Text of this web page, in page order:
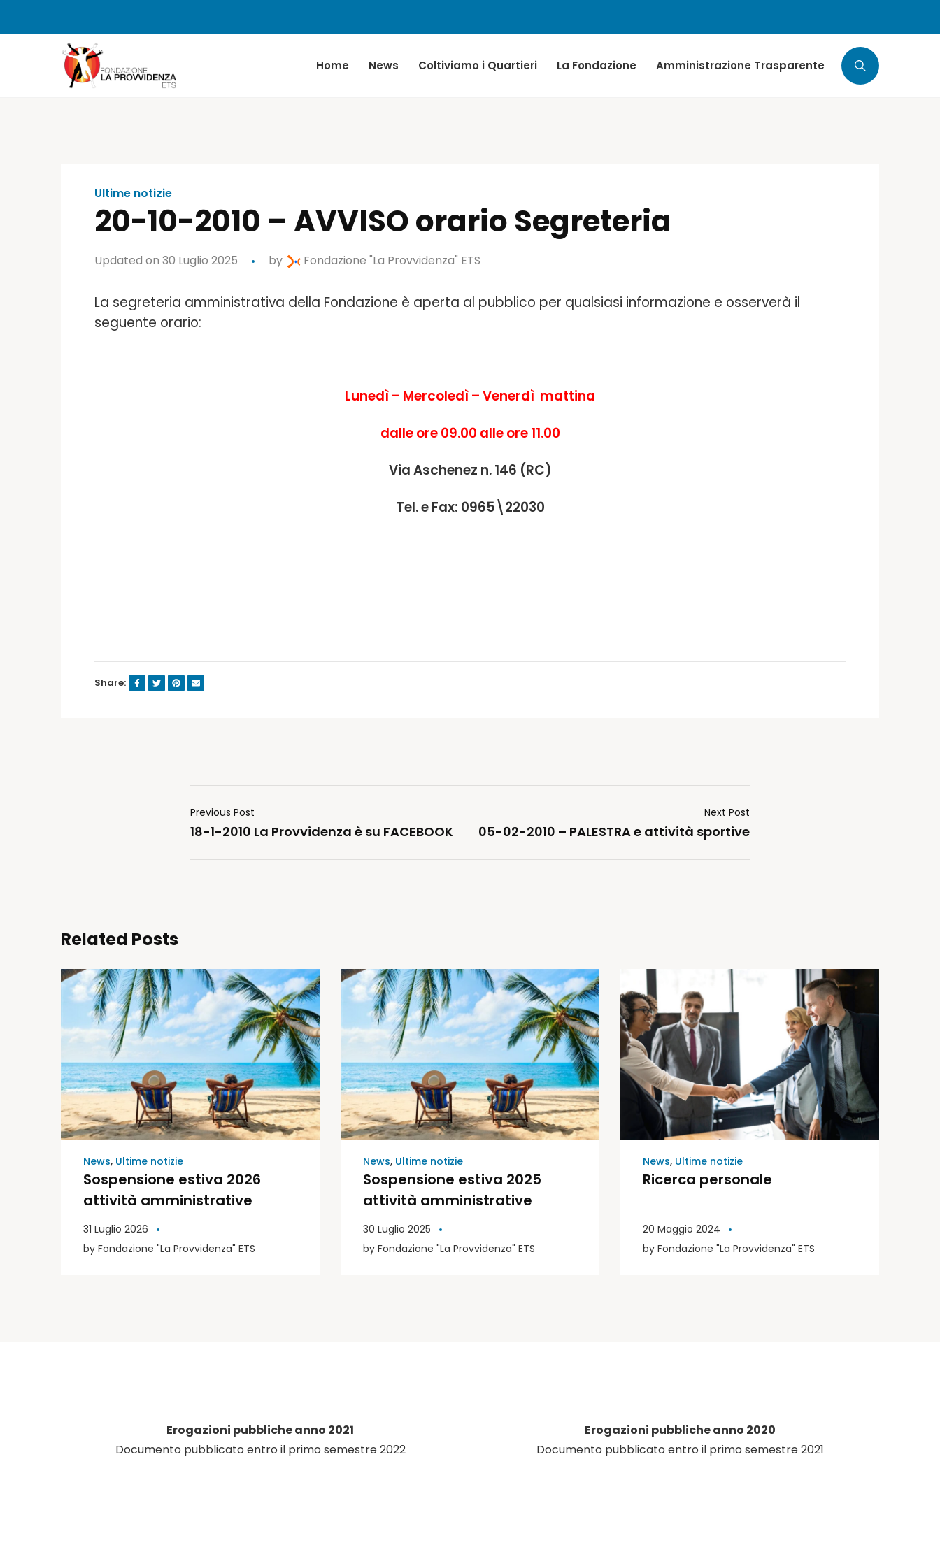
Home News Coltiviamo i Quartieri La Fondazione Amministrazione Trasparente
Ultime notizie
20-10-2010 – AVVISO orario Segreteria
Updated on 30 Luglio 2025 by Fondazione "La Provvidenza" ETS
La segreteria amministrativa della Fondazione è aperta al pubblico per qualsiasi informazione e osserverà il
seguente orario:
Lunedì – Mercoledì – Venerdì mattina
dalle ore 09.00 alle ore 11.00
Via Aschenez n. 146 (RC)
Tel. e Fax: 0965\22030
Share:
Previous Post
18-1-2010 La Provvidenza è su FACEBOOK
Next Post
05-02-2010 – PALESTRA e attività sportive
Related Posts
News, Ultime notizie
Sospensione estiva 2026
attività amministrative
31 Luglio 2026
by Fondazione "La Provvidenza" ETS
News, Ultime notizie
Sospensione estiva 2025
attività amministrative
30 Luglio 2025
by Fondazione "La Provvidenza" ETS
News, Ultime notizie
Ricerca personale
20 Maggio 2024
by Fondazione "La Provvidenza" ETS
Erogazioni pubbliche anno 2021
Documento pubblicato entro il primo semestre 2022
Erogazioni pubbliche anno 2020
Documento pubblicato entro il primo semestre 2021